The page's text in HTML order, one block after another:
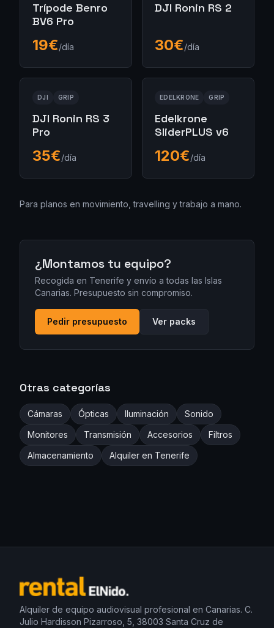
Trípode Benro
BV6 Pro
19€/día
DJI Ronin RS 2
30€/día
DJI GRIP
DJI Ronin RS 3
Pro
35€/día
EDELKRONE GRIP
Edelkrone
SliderPLUS v6
120€/día
Para planos en movimiento, travelling y trabajo a mano.
¿Montamos tu equipo?
Recogida en Tenerife y envío a todas las Islas
Canarias. Presupuesto sin compromiso.
Pedir presupuesto Ver packs
Otras categorías
Cámaras Ópticas Iluminación
Sonido
Monitores
Transmisión Accesorios
Filtros
Almacenamiento
Alquiler en Tenerife
Alquiler de equipo audiovisual profesional en Canarias. C.
Julio Hardisson Pizarroso, 5, 38003 Santa Cruz de